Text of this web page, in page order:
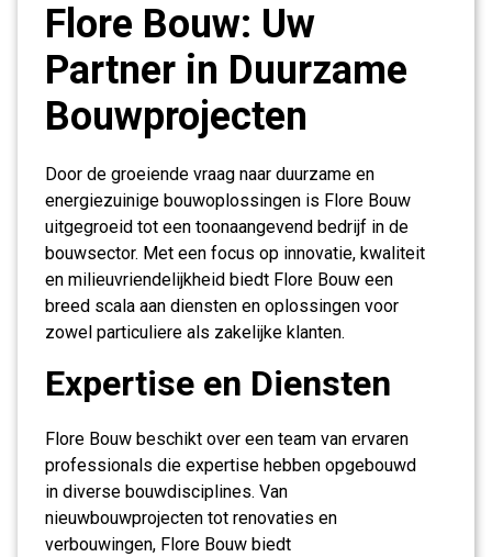
Flore Bouw: Uw
Partner in Duurzame
Bouwprojecten
Door de groeiende vraag naar duurzame en
energiezuinige bouwoplossingen is Flore Bouw
uitgegroeid tot een toonaangevend bedrijf in de
bouwsector. Met een focus op innovatie, kwaliteit
en milieuvriendelijkheid biedt Flore Bouw een
breed scala aan diensten en oplossingen voor
zowel particuliere als zakelijke klanten.
Expertise en Diensten
Flore Bouw beschikt over een team van ervaren
professionals die expertise hebben opgebouwd
in diverse bouwdisciplines. Van
nieuwbouwprojecten tot renovaties en
verbouwingen, Flore Bouw biedt